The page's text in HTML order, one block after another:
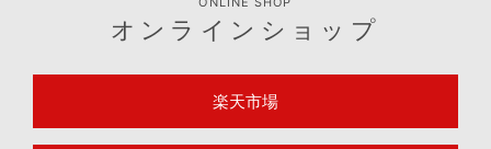
オンラインショップ
楽天市場